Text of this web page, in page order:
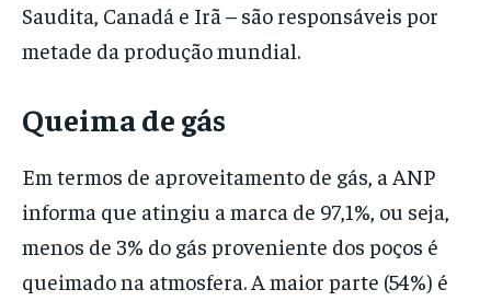
Saudita, Canadá e Irã – são responsáveis por
metade da produção mundial.
Queima de gás
Em termos de aproveitamento de gás, a ANP
informa que atingiu a marca de 97,1%, ou seja,
menos de 3% do gás proveniente dos poços é
queimado na atmosfera. A maior parte (54%) é